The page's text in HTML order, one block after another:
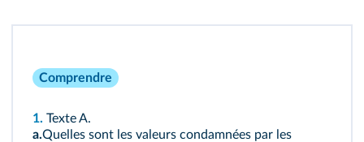
Comprendre
1. Texte A.
a.Quelles sont les valeurs condamnées par les